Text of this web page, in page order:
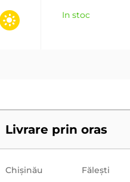
In stoc
Livrare prin oras
Chișinău Făleşti